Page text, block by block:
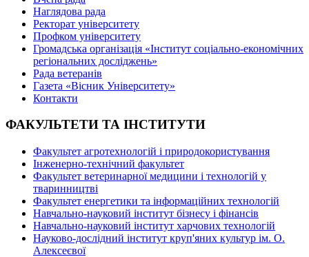
Наглядова рада
Ректорат університету
Профком університету
Громадська організація «Інститут соціально-економічних
регіональних досліджень»
Рада ветеранів
Газета «Вісник Університету»
Контакти
ФАКУЛЬТЕТИ ТА ІНСТИТУТИ
Факультет агротехнологій і природокористування
Інженерно-технічний факультет
Факультет ветеринарної медицини і технологій у
тваринництві
Факультет енергетики та інформаційних технологій
Навчально-науковий інститут бізнесу і фінансів
Навчально-науковий інститут харчових технологій
Науково-дослідний інститут круп'яних культур ім. О.
Алексеєвої